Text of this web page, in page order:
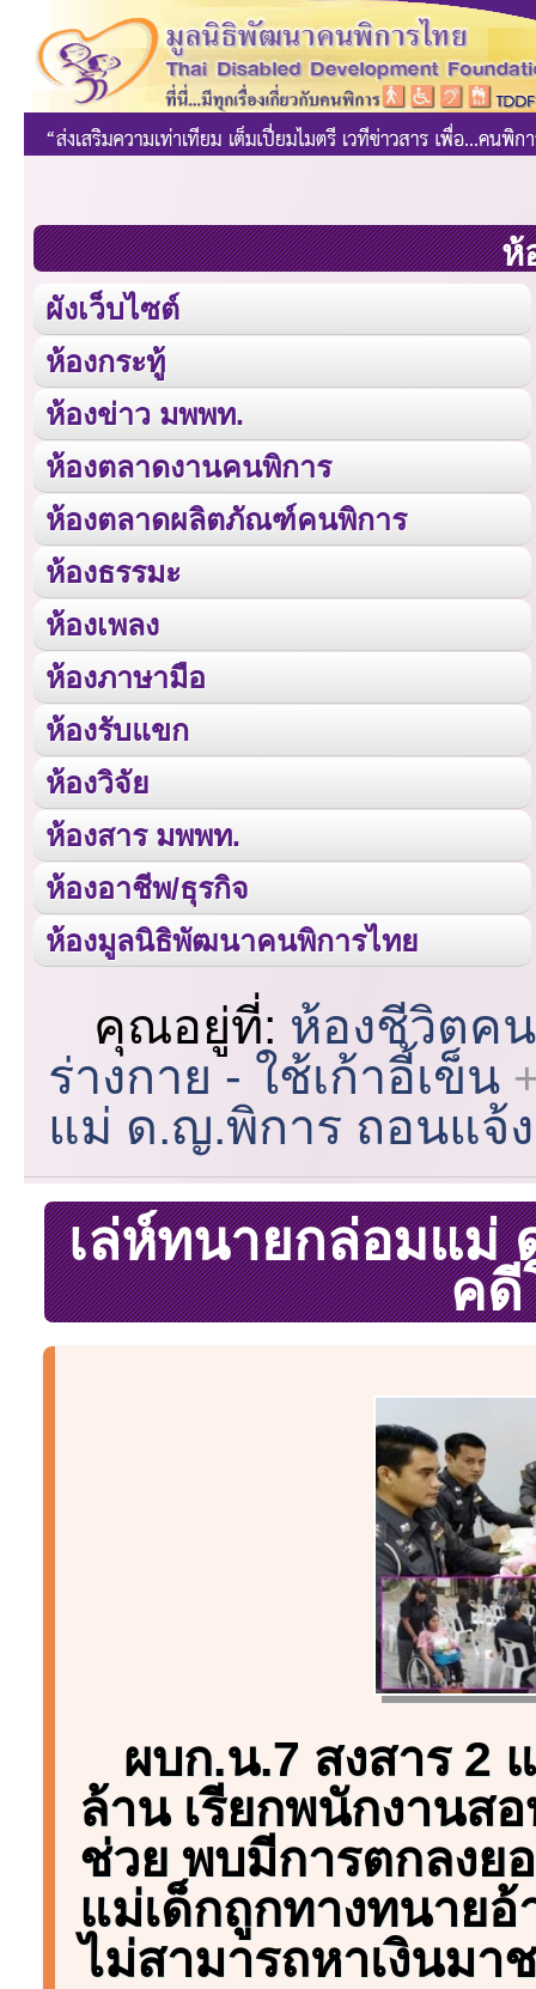
ห้
ผังเว็บไซต์
ห้องกระทู้
ห้องข่าว มพพท.
ห้องตลาดงานคนพิการ
ห้องตลาดผลิตภัณฑ์คนพิการ
ห้องธรรมะ
ห้องเพลง
ห้องภาษามือ
ห้องรับแขก
ห้องวิจัย
ห้องสาร มพพท.
ห้องอาชีพ/ธุรกิจ
ห้องมูลนิธิพัฒนาคนพิการไทย
คุณอยู่ที่: ห้องชีวิตค
ร่างกาย - ใช้เก้าอี้เข็น
แม่ ด.ญ.พิการ ถอนแจ้
เล่ห์ทนายกล่อมแม่
คดี
ผบก.น.7 สงสาร 2
ล้าน เรียกพนักงานส
ช่วย พบมีการตกลง
แม่เด็กถูกทางทนาย
ไม่สามารถหาเงินมา